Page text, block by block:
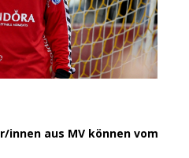
aus MV können vom